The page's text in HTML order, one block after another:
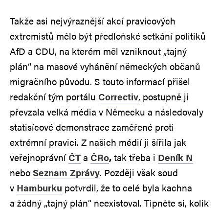
Takže asi nejvýraznější akcí pravicových
extremistů mělo být předloňské setkání politiků
AfD a CDU, na kterém měl vzniknout „tajný
plán“ na masové vyhánění německých občanů
migračního původu. S touto informací přišel
redakční tým portálu Correctiv, postupně ji
převzala velká média v Německu a následovaly
statisícové demonstrace zaměřené proti
extrémní pravici. Z našich médií ji šířila jak
veřejnoprávníČTa ČRo,tak třeba i Deník N
neboSeznam Zprávy. Později však soud
v Hamburku potvrdil, že to celé byla kachna
a žádný „tajný plán“ neexistoval. Tipněte si, kolik